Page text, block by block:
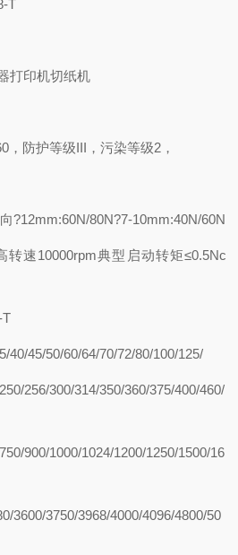
打印机切纸机
，防护等级III，污染等级2，
?12mm:60N/80N?7-10mm:40N/60N
转速10000rpm典型启动转矩≤0.5Nc
T
40/45/50/60/64/70/72/80/100/125/
256/300/314/350/360/375/400/460/
900/1000/1024/1200/1250/1500/16
3600/3750/3968/4000/4096/4800/50